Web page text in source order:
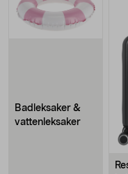
Badleksaker &
vattenleksaker